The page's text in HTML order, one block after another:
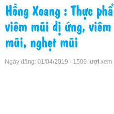
Hồng Xoang : Thực
viêm mũi dị ứng, viêm
mũi, nghẹt mũi
Ngày đăng: 01/04/2019 - 1509 lượt xem